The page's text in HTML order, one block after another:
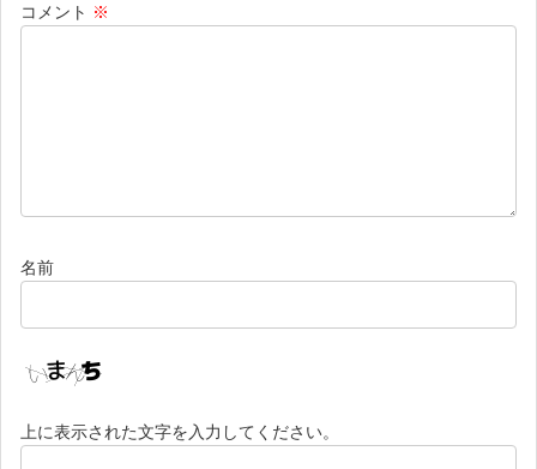
コメント ※
名前
上に表示された文字を入力してください。